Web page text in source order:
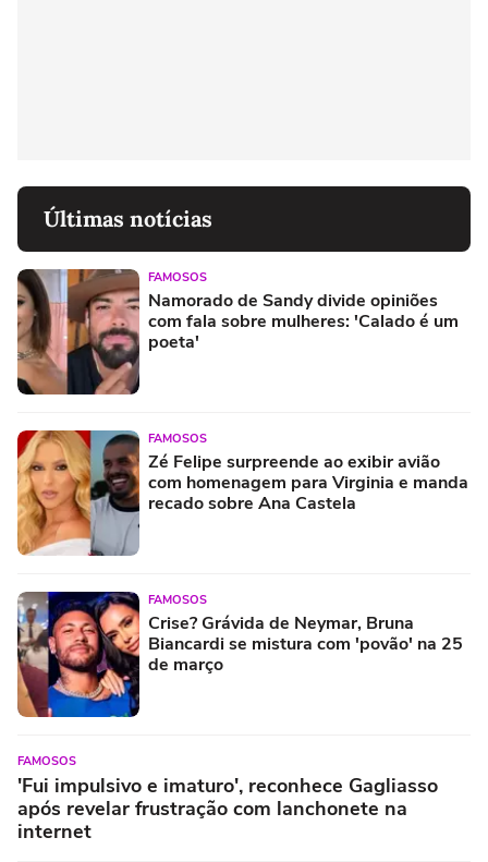
Últimas notícias
FAMOSOS
Namorado de Sandy divide opiniões
com fala sobre mulheres: 'Calado é um
poeta'
FAMOSOS
Zé Felipe surpreende ao exibir avião
com homenagem para Virginia e manda
recado sobre Ana Castela
FAMOSOS
Crise? Grávida de Neymar, Bruna
Biancardi se mistura com 'povão' na 25
de março
FAMOSOS
'Fui impulsivo e imaturo', reconhece Gagliasso
após revelar frustração com lanchonete na
internet